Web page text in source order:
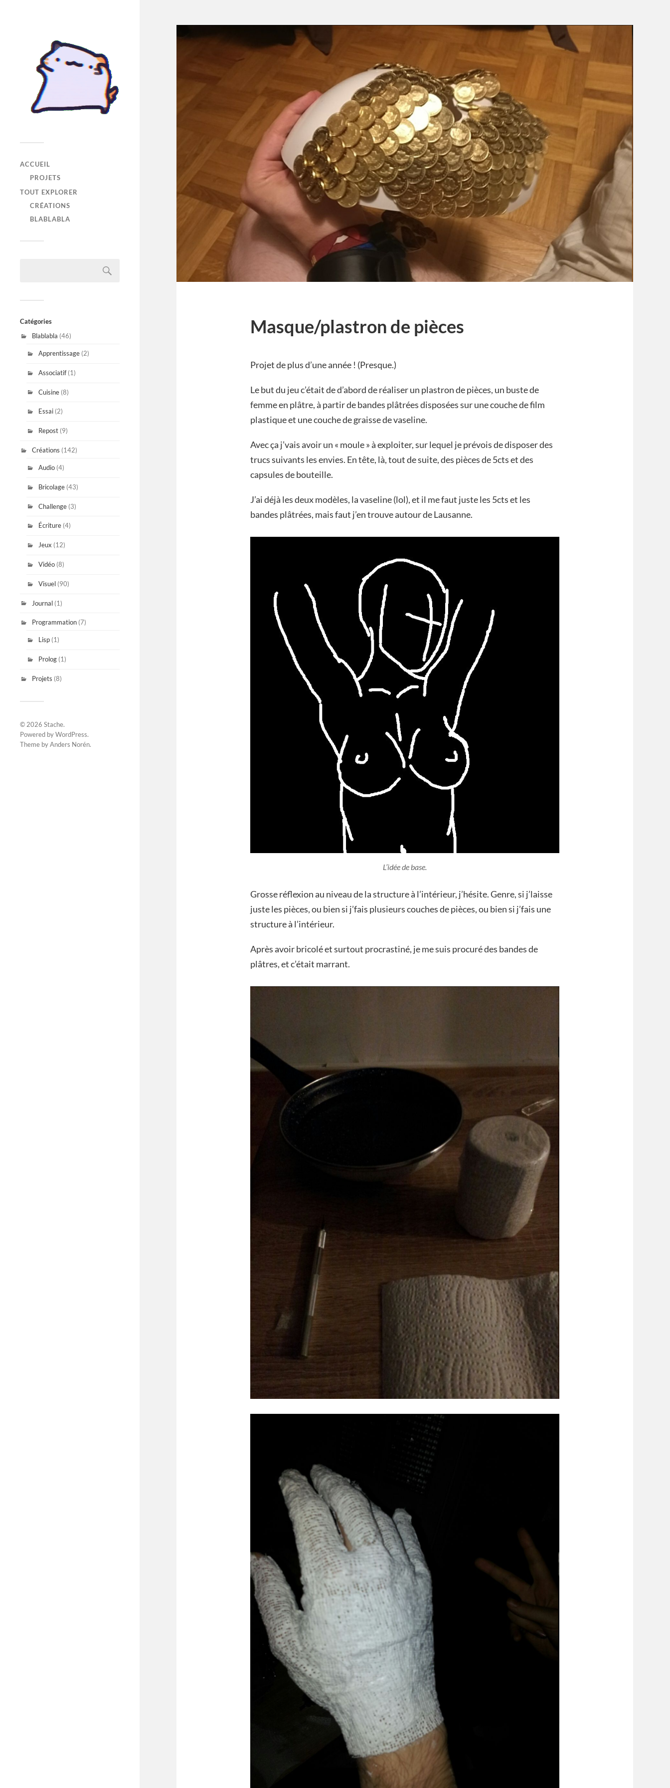
ACCUEIL
PROJETS
TOUT EXPLORER
CRÉATIONS
BLABLABLA
Catégories
Blablabla (46)
Apprentissage(2)
Associatif(1)
Cuisine(8)
Essai(2)
Repost(9)
Créations (142)
Audio(4)
Bricolage(43)
Challenge(3)
Écriture(4)
Jeux (12)
Vidéo(8)
Visuel(90)
Journal (1)
Programmation (7)
Lisp(1)
Prolog(1)
Projets (8)
© 2026 Stache.
Powered byWordPress.
Theme byAnders Norén.
Masque/plastron de pièces
Projet de plus d’une année ! (Presque.)
Le but du jeu c’était de d’abord de réaliser un plastron de pièces, un buste de
femme en plâtre, à partir de bandes plâtrées disposées sur une couche de film
plastique et une couche de graisse de vaseline.
Avec ça j’vais avoir un « moule » à exploiter, sur lequel je prévois de disposer des
trucs suivants les envies. En tête, là, tout de suite, des pièces de 5cts et des
capsules de bouteille.
J’ai déjà les deux modèles, la vaseline (lol), et il me faut juste les 5cts et les
bandes plâtrées, mais faut j’en trouve autour de Lausanne.
L’idée de base.
Grosse réflexion au niveau de la structure à l’intérieur, j’hésite. Genre, si j’laisse
juste les pièces, ou bien si j’fais plusieurs couches de pièces, ou bien si j’fais une
structure à l’intérieur.
Après avoir bricolé et surtout procrastiné, je me suis procuré des bandes de
plâtres, et c’était marrant.